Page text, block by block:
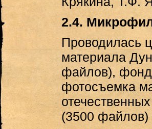
2.4.
Проводилась
материала
файлов),
фотосъемка
(3500